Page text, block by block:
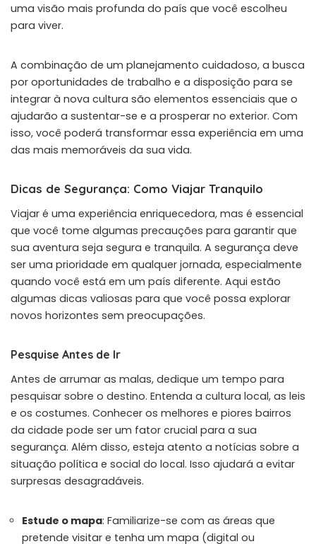
uma visão mais profunda do país que você escolheu
para viver.
A combinação de um planejamento cuidadoso, a busca
por oportunidades de trabalho e a disposição para se
integrar à nova cultura são elementos essenciais que o
ajudarão a sustentar-se e a prosperar no exterior. Com
isso, você poderá transformar essa experiência em uma
das mais memoráveis da sua vida.
Dicas de Segurança: Como Viajar Tranquilo
Viajar é uma experiência enriquecedora, mas é essencial
que você tome algumas precauções para garantir que
sua aventura seja segura e tranquila. A segurança deve
ser uma prioridade em qualquer jornada, especialmente
quando você está em um país diferente. Aqui estão
algumas dicas valiosas para que você possa explorar
novos horizontes sem preocupações.
Pesquise Antes de Ir
Antes de arrumar as malas, dedique um tempo para
pesquisar sobre o destino. Entenda a cultura local, as leis
e os costumes. Conhecer os melhores e piores bairros
da cidade pode ser um fator crucial para a sua
segurança. Além disso, esteja atento a notícias sobre a
situação política e social do local. Isso ajudará a evitar
surpresas desagradáveis.
Estude o mapa: Familiarize-se com as áreas que
pretende visitar e tenha um mapa (digital ou